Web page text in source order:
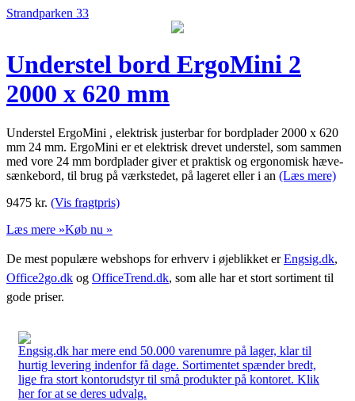
Strandparken 33
Understel bord ErgoMini 2
2000 x 620 mm
Understel ErgoMini , elektrisk justerbar for bordplader 2000 x 620
mm 24 mm. ErgoMini er et elektrisk drevet understel, som sammen
med vore 24 mm bordplader giver et praktisk og ergonomisk hæve-
sænkebord, til brug på værkstedet, på lageret eller i an (Læs mere)
9475 kr. (Vis fragtpris)
Læs mere »Køb nu »
De mest populære webshops for erhverv i øjeblikket erEngsig.dk,
Office2go.dk og OfficeTrend.dk, som alle har et stort sortiment til
gode priser.
Engsig.dk har mere end 50.000 varenumre på lager, klar til
hurtig levering indenfor få dage. Sortimentet spænder bredt,
lige fra stort kontorudstyr til små produkter på kontoret. Klik
her for at se deres udvalg.